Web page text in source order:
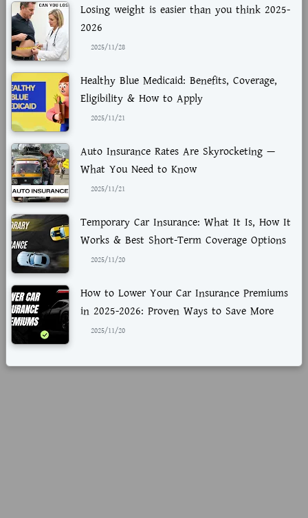
Losing weight is easier than you think 2025-
2026
2025/11/28
Healthy Blue Medicaid: Benefits, Coverage,
Eligibility & How to Apply
2025/11/21
Auto Insurance Rates Are Skyrocketing —
What You Need to Know
2025/11/21
Temporary Car Insurance: What It Is, How It
Works & Best Short-Term Coverage Options
2025/11/20
How to Lower Your Car Insurance Premiums
in 2025-2026: Proven Ways to Save More
2025/11/20